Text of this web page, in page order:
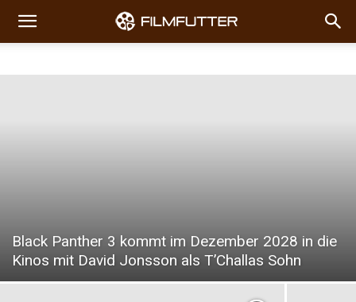
Black Panther 3 kommt im Dezember 2028 in die
Kinos mit David Jonsson als T’Challas Sohn